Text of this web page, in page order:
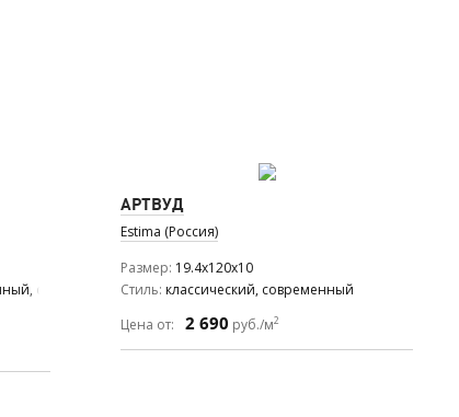
средиземноморский
АРТВУД
Estima (Россия)
Размер 19.4x120x10
Стиль классический, современный
Цена от:
2 690 руб./м2